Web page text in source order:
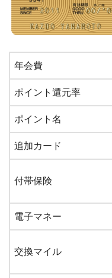
年会費
ポイント還元率
ポイント名
追加カード
付帯保険
電子マネー
交換マイル